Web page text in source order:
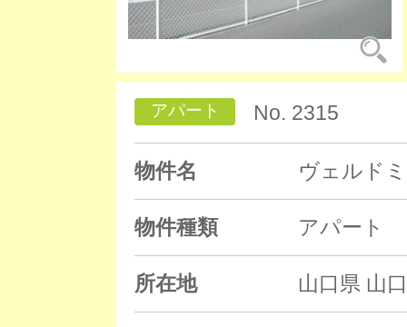
アパート No. 2315
物件名 ヴェルド
物件種類 アパート
所在地 山口県 山